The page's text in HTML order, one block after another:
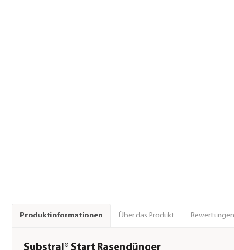
Produktinformationen Über das Produkt Bewertungen
Substral® Start Rasendünger